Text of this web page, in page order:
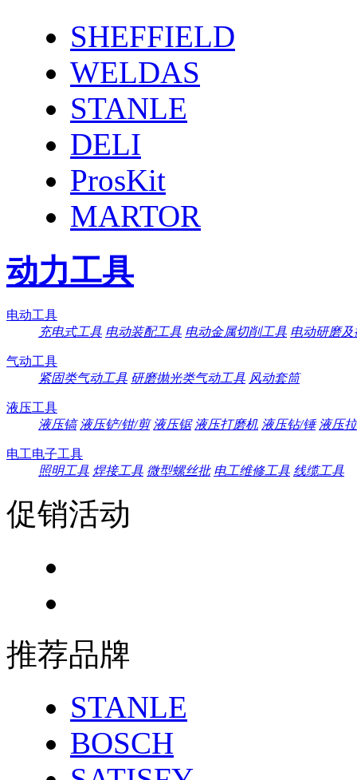
SHEFFIELD
WELDAS
STANLE
DELI
ProsKit
MARTOR
动力工具
电动工具
充电式工具 电动装配工具 电动金属切削工具 电动研磨
气动工具
紧固类气动工具 研磨抛光类气动工具 风动套筒
液压工具
液压镐 液压铲/钳/剪 液压锯 液压打磨机 液压钻/锤 液压
电工电子工具
照明工具 焊接工具 微型螺丝批 电工维修工具 线缆工具
促销活动
推荐品牌
STANLE
BOSCH